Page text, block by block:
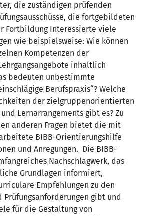
die zuständigen prüfenden
die fortgebildeten
Fortbildung Interessierte viele
wie beispielsweise: Wie können
Kompetenzen der
inhaltlich
bedeuten unbestimmte
Berufspraxis“? Welche
der zielgruppenorientierten
Lernarrangements gibt es? Zu
anderen Fragen bietet die mit
BIBB-Orientierungshilfe
und Anregungen. Die BIBB-
Nachschlagwerk, das
Grundlagen informiert,
Empfehlungen zu den
Prüfungsanforderungen gibt und
für die Gestaltung von